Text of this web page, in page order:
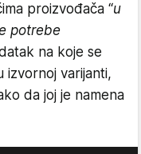
proizvođača “u
potrebe
na koje se
izvornoj varijanti,
da joj je namena